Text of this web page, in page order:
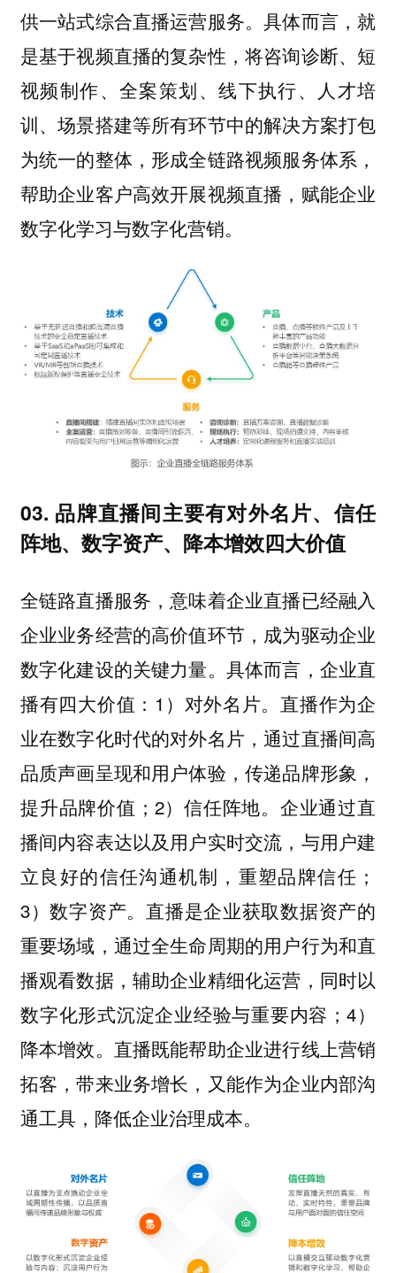
供一站式综合直播运营服务。具体而言，就
是基于视频直播的复杂性，将咨询诊断、短
视频制作、全案策划、线下执行、人才培
训、场景搭建等所有环节中的解决方案打包
为统一的整体，形成全链路视频服务体系，
帮助企业客户高效开展视频直播，赋能企业
数字化学习与数字化营销。
03. 品牌直播间主要有对外名片、信任
阵地、数字资产、降本增效四大价值
全链路直播服务，意味着企业直播已经融入
企业业务经营的高价值环节，成为驱动企业
数字化建设的关键力量。具体而言，企业直
播有四大价值：1）对外名片。直播作为企
业在数字化时代的对外名片，通过直播间高
品质声画呈现和用户体验，传递品牌形象，
提升品牌价值；2）信任阵地。企业通过直
播间内容表达以及用户实时交流，与用户建
立良好的信任沟通机制，重塑品牌信任；
3）数字资产。直播是企业获取数据资产的
重要场域，通过全生命周期的用户行为和直
播观看数据，辅助企业精细化运营，同时以
数字化形式沉淀企业经验与重要内容；4）
降本增效。直播既能帮助企业进行线上营销
拓客，带来业务增长，又能作为企业内部沟
通工具，降低企业治理成本。